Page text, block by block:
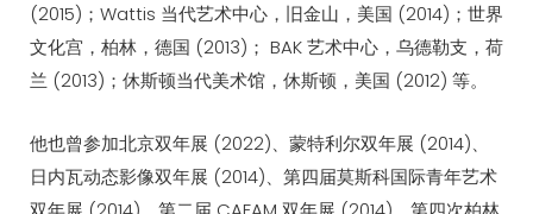
(2015)；Wattis 当代艺术中心，旧金山，美国 (2014)；世界
文化宫，柏林，德国 (2013)； BAK 艺术中心，乌德勒支，荷
兰 (2013)；休斯顿当代美术馆，休斯顿，美国 (2012) 等。
他也曾参加北京双年展 (2022)、蒙特利尔双年展 (2014)、
日内瓦动态影像双年展 (2014)、第四届莫斯科国际青年艺术